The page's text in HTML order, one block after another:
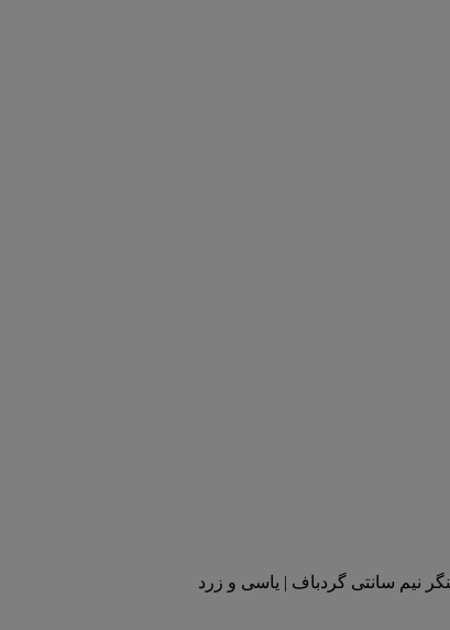
نیم سانتی گردباف | یاسی و زرد